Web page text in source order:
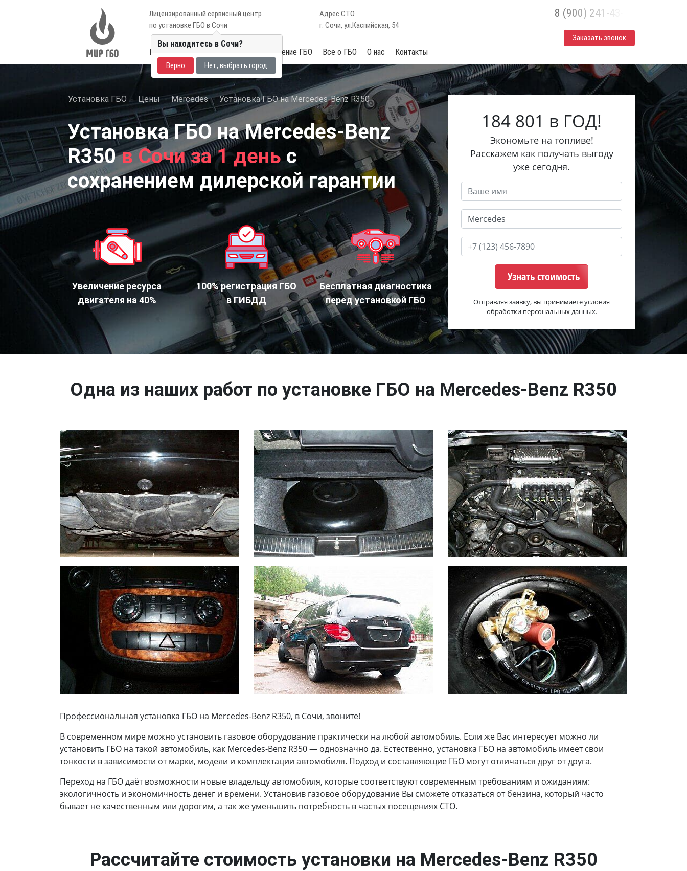
Лицензированный сервисный центр
по установке ГБО в Сочи
Адрес СТО
г. Сочи, ул.Каспийская, 54
Каталог авто Обучение ГБО Все о ГБО О нас Контакты
8 (900) 241-43-30
Заказать звонок
Установка ГБО Цены Mercedes Установка ГБО на Mercedes-Benz R350
Установка ГБО на Mercedes-Benz
R350в Сочи за 1 деньс
сохранением дилерской гарантии
Увеличение ресурса
двигателя на 40%
100% регистрация ГБО
в ГИБДД
Бесплатная диагностика
перед установкой ГБО
184 801 в ГОД!
Экономьте на топливе!
Расскажем как получать выгоду
уже сегодня.
Узнать стоимость
Отправляя заявку, вы принимаете условия
обработки персональных данных.
Одна из наших работ по установке ГБО на Mercedes-Benz R350
Профессиональная установка ГБО на Mercedes-Benz R350, в Сочи, звоните!
В современном мире можно установить газовое оборудование практически на любой автомобиль. Если же Вас интересует можно ли
установить ГБО на такой автомобиль, как Mercedes-Benz R350 — однозначно да. Естественно, установка ГБО на автомобиль имеет свои
тонкости в зависимости от марки, модели и комплектации автомобиля. Подход и составляющие ГБО могут отличаться друг от друга.
Переход на ГБО даёт возможности новые владельцу автомобиля, которые соответствуют современным требованиям и ожиданиям:
экологичность и экономичность денег и времени. Установив газовое оборудование Вы сможете отказаться от бензина, который часто
бывает не качественным или дорогим, а так же уменьшить потребность в частых посещениях СТО.
Рассчитайте стоимость установки на Mercedes-Benz R350
Вы находитесь в Сочи?
Верно Нет, выбрать город